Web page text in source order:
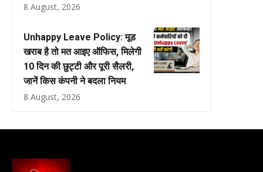
8 August, 2026
Unhappy Leave Policy: मूड
खराब है तो मत आइए ऑफिस, मिलेगी
10 दिन की छुट्टी और पूरी सैलरी,
जानें किस कंपनी ने बदला नियम
8 August, 2026